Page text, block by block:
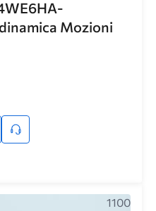
Mozioni
1100